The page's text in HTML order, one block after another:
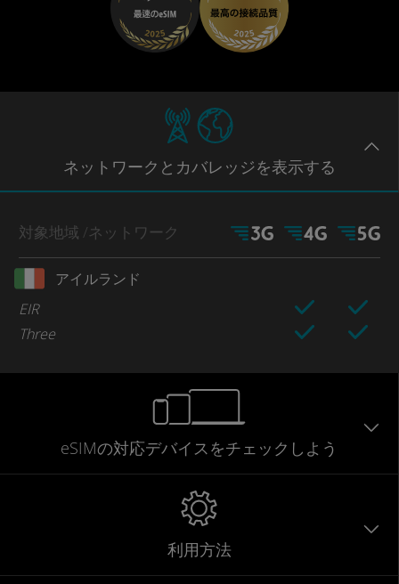
ネットワークとカバレッジを表示する
対象地域 /ネットワーク
アイルランド
EIR
Three
eSIMの対応デバイスをチェックしよう
利用方法